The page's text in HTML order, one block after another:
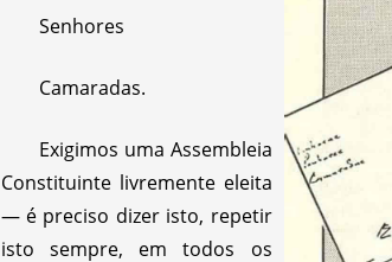
Senhores
Camaradas.
Exigimos uma Assembleia
Constituinte livremente eleita
— é preciso dizer isto, repetir
isto sempre, em todos os